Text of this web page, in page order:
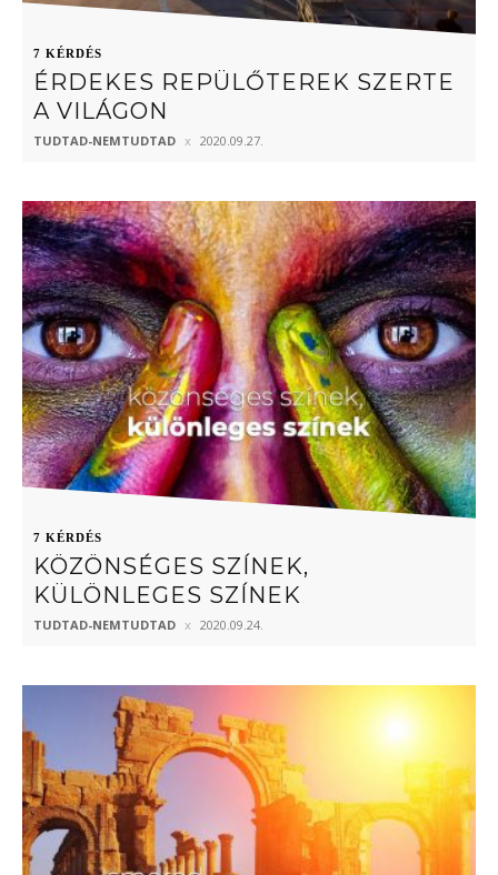
7 KÉRDÉS
ÉRDEKES REPÜLŐTEREK SZERTE
A VILÁGON
TUDTAD-NEMTUDTAD 2020.09.27.
7 KÉRDÉS
KÖZÖNSÉGES SZÍNEK,
KÜLÖNLEGES SZÍNEK
TUDTAD-NEMTUDTAD 2020.09.24.